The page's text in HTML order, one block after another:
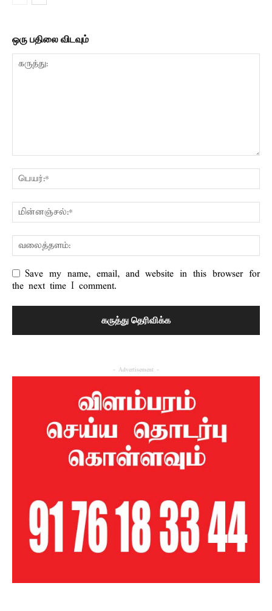
ஒரு பதிலை விடவும்
Save my name, email, and website in this browser for
the next time I comment.
- Advertisement -